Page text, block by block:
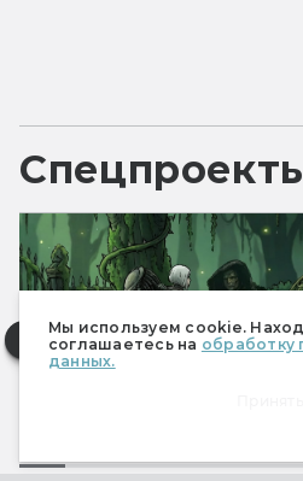
Мы используем cookie.
соглашаетесь на обработку
данных.